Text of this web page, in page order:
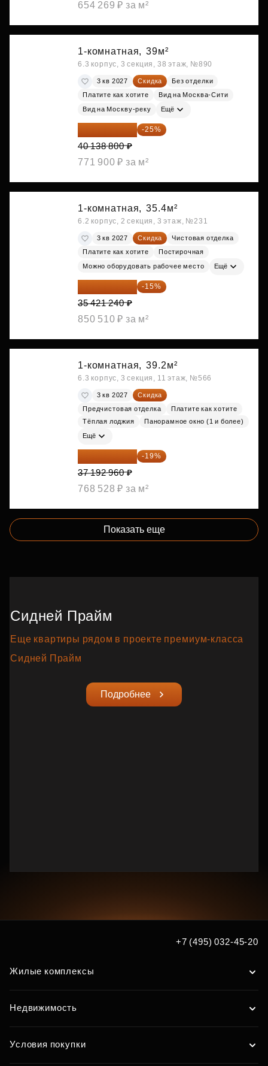
654 269 ₽ за м²
1-комнатная, 39м²
6.3 корпус, 3 секция, 38 этаж, №890
3 кв 2027 Скидка
Без отделки
Платите как хотите
Вид на Москва-Сити
Вид на Москву-реку Ещё
30 104 100 ₽ -25%
40 138 800 ₽
771 900 ₽ за м²
1-комнатная, 35.4м²
6.2 корпус, 2 секция, 3 этаж, №231
3 кв 2027 Скидка
Чистовая отделка
Платите как хотите
Постирочная
Можно оборудовать рабочее место Ещё
30 108 054 ₽ -15%
35 421 240 ₽
850 510 ₽ за м²
1-комнатная, 39.2м²
6.3 корпус, 3 секция, 11 этаж, №566
3 кв 2027
Скидка
Предчистовая отделка
Платите как хотите
Тёплая лоджия
Панорамное окно (1 и более)
Ещё
30 126 298 ₽ -19%
37 192 960 ₽
768 528 ₽ за м²
Показать еще
Сидней Прайм
Еще квартиры рядом в проекте премиум‑класса
Сидней Прайм
Подробнее
+7 (495) 032-45-20
Жилые комплексы
Недвижимость
Условия покупки